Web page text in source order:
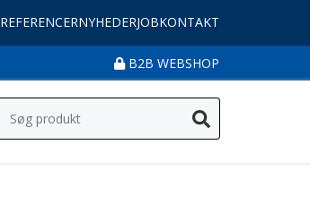
REFERENCERNYHEDERJOBKONTAKT
B2B WEBSHOP